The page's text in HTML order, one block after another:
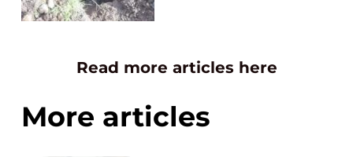
Read more articles here
More articles